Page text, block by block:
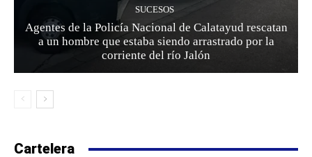
SUCESOS
Agentes de la Policía Nacional de Calatayud rescatan
a un hombre que estaba siendo arrastrado por la
corriente del río Jalón
Cartelera